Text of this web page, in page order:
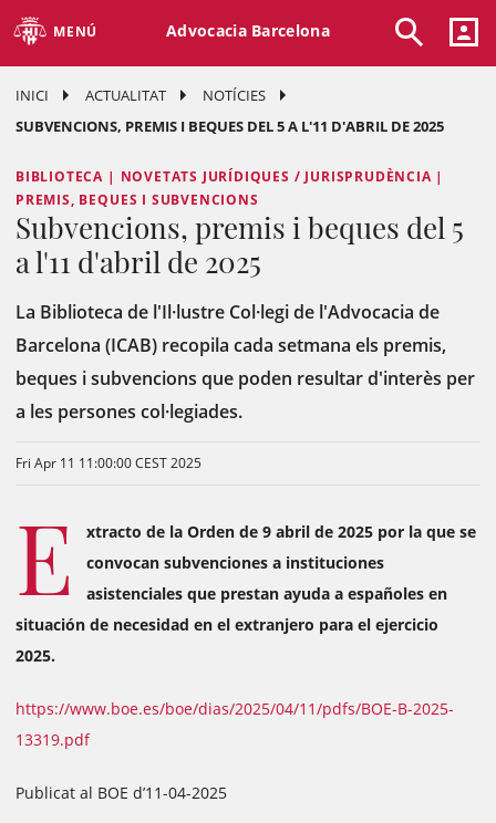
MENÚ Advocacia Barcelona
INICI ACTUALITAT
NOTÍCIES
SUBVENCIONS, PREMIS I BEQUES DEL 5 A L'11 D'ABRIL DE 2025
BIBLIOTECA | NOVETATS JURÍDIQUES / JURISPRUDÈNCIA |
PREMIS, BEQUES I SUBVENCIONS
Subvencions, premis i beques del 5
a l'11 d'abril de 2025
La Biblioteca de l'Il·lustre Col·legi de l'Advocacia de
Barcelona (ICAB) recopila cada setmana els premis,
beques i subvencions que poden resultar d'interès per
a les persones col·legiades.
Fri Apr 11 11:00:00 CEST 2025
E
xtracto de la Orden de 9 abril de 2025 por la que se
convocan subvenciones a instituciones
asistenciales que prestan ayuda a españoles en
situación de necesidad en el extranjero para el ejercicio
2025.
https://www.boe.es/boe/dias/2025/04/11/pdfs/BOE-B-2025-
13319.pdf
Publicat al BOE d’11-04-2025